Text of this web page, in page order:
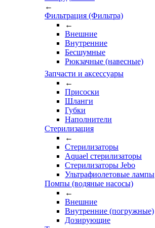
←
Фильтрация (Фильтра)
←
Внешние
Внутренние
Бесшумные
Рюкзачные (навесные)
Запчасти и аксессуары
←
Присоски
Шланги
Губки
Наполнители
Стерилизация
←
Стерилизаторы
Aquael стерилизаторы
Стерилизаторы Jebo
Ультрафиолетовые лампы
Помпы (водяные насосы)
←
Внешние
Внутренние (погружные)
Дозирующие